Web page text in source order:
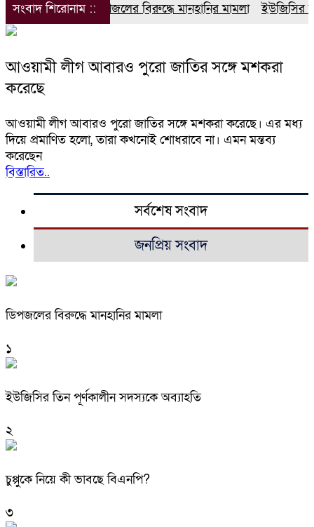
সংবাদ শিরোনাম ::ডিপজলের বিরুদ্ধে মানহানির মামলা ইউজিসির
আওয়ামী লীগ আবারও পুরো জাতির সঙ্গে মশকরা
করেছে
আওয়ামী লীগ আবারও পুরো জাতির সঙ্গে মশকরা করেছে। এর মধ্য
দিয়ে প্রমাণিত হলো, তারা কখনোই শোধরাবে না। এমন মন্তব্য
করেছেন
বিস্তারিত..
সর্বশেষ সংবাদ
জনপ্রিয় সংবাদ
ডিপজলের বিরুদ্ধে মানহানির মামলা
১
ইউজিসির তিন পূর্ণকালীন সদস্যকে অব্যাহতি
২
চুপ্পুকে নিয়ে কী ভাবছে বিএনপি?
৩